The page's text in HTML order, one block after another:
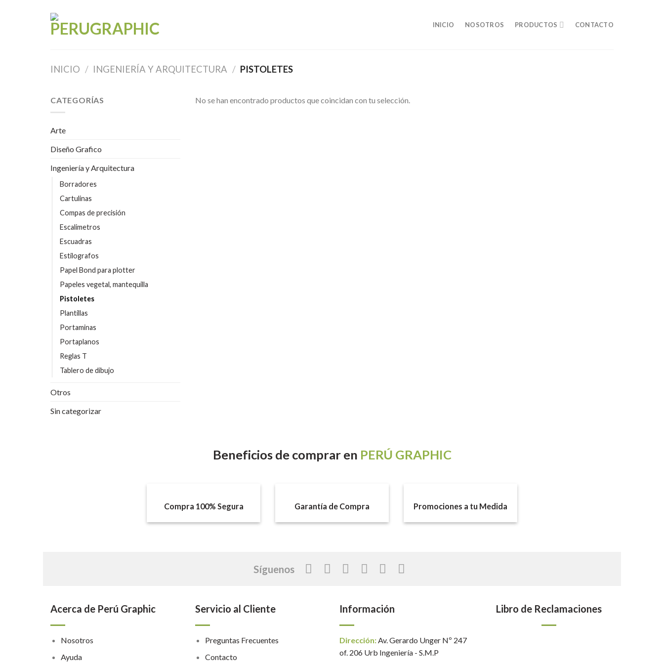
content
INICIO NOSOTROS PRODUCTOS CONTACTO
INICIO / INGENIERÍA Y ARQUITECTURA / PISTOLETES
CATEGORÍAS
Arte
Diseño Grafico
Ingeniería y Arquitectura
Borradores
Cartulinas
Compas de precisión
Escalimetros
Escuadras
Estilografos
Papel Bond para plotter
Papeles vegetal, mantequilla
Pistoletes
Plantillas
Portaminas
Portaplanos
Reglas T
Tablero de dibujo
Otros
Sin categorizar
No se han encontrado productos que coincidan con tu selección.
Beneficios de comprar en PERÚ GRAPHIC
Compra 100% Segura Garantía de Compra Promociones a tu Medida
Síguenos
Acerca de Perú Graphic
Nosotros
Ayuda
Servicio al Cliente
Preguntas Frecuentes
Contacto
Información
Dirección: Av. Gerardo Unger Nº 247
of. 206 Urb Ingeniería - S.M.P
Libro de Reclamaciones